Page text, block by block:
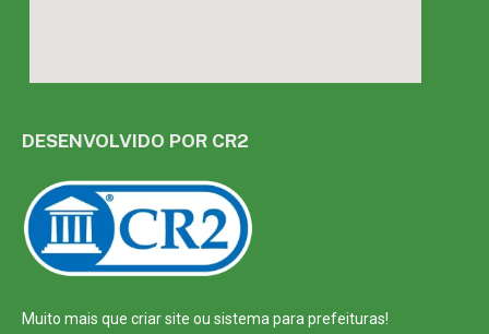
DESENVOLVIDO POR CR2
Muito mais que criar site ou sistema para prefeituras!